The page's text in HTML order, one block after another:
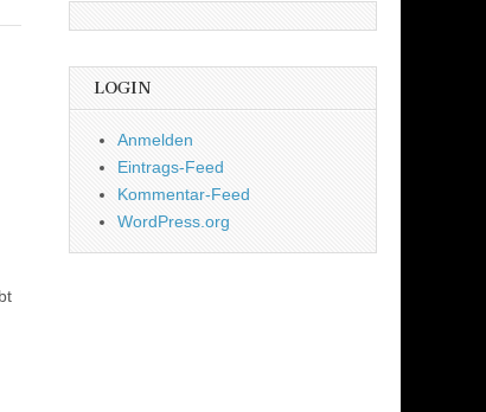
LOGIN
Anmelden
Eintrags-Feed
Kommentar-Feed
WordPress.org